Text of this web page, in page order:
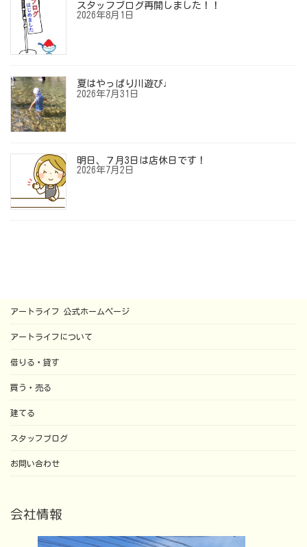
スタッフブログ再開しました！！
2026年8月1日
夏はやっぱり川遊び♩
2026年7月31日
明日、７月3日は店休日です！
2026年7月2日
アートライフ 公式ホームページ
アートライフについて
借りる・貸す
買う・売る
建てる
スタッフブログ
お問い合わせ
会社情報